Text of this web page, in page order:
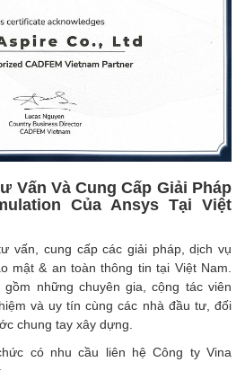
Vấn Và Cung Cấp Giải Pháp
Của Ansys Tại Việt
vấn, cung cấp các giải pháp, dịch vụ
mật & an toàn thông tin tại Việt Nam.
những chuyên gia, cộng tác viên
và uy tín cùng các nhà đầu tư, đối
chung tay xây dựng.
có nhu cầu liên hệ Công ty Vina